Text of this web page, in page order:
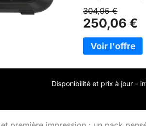
40 mm, le
unique
vous lui faites
rester
neige. Mises à
en direct dès
ville ou au milieu
304,95 €
250,06 €
Disponibilité et prix à jour –